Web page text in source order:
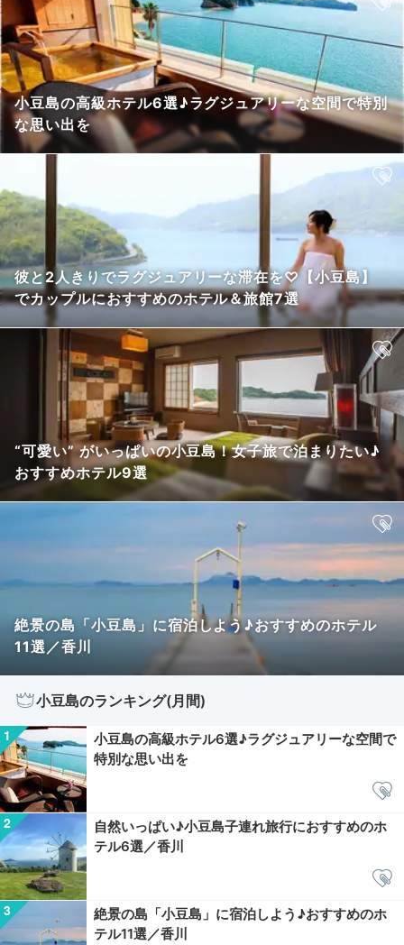
小豆島の高級ホテル6選♪ラグジュアリーな空間で特別
な思い出を
彼と2人きりでラグジュアリーな滞在を♡【小豆島】
でカップルにおすすめのホテル＆旅館7選
“可愛い” がいっぱいの小豆島！女子旅で泊まりたい♪
おすすめホテル9選
絶景の島「小豆島」に宿泊しよう♪おすすめのホテル
11選／香川
小豆島のランキング(月間)
小豆島の高級ホテル6選♪ラグジュアリーな空間で
特別な思い出を
自然いっぱい♪小豆島子連れ旅行におすすめのホ
テル6選／香川
絶景の島「小豆島」に宿泊しよう♪おすすめのホ
テル11選／香川